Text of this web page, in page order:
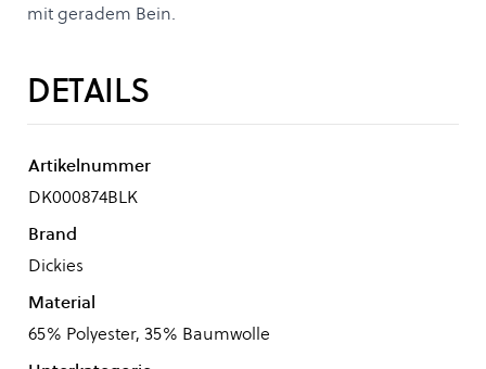
mit geradem Bein.
DETAILS
Artikelnummer
DK000874BLK
Brand
Dickies
Material
65% Polyester, 35% Baumwolle